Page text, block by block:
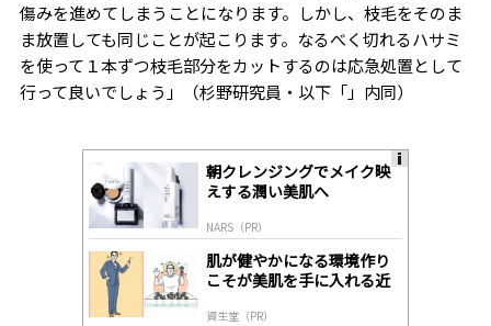
傷みを進めてしまうことになります。しかし、枝毛をそのま
ま放置しても同じことが起こります。なるべく切れるハサミ
を使って１本ずつ枝毛部分をカットするのは応急処置として
行って良いでしょう」（杉野研究員・以下「」内同）
朝クレンジングでメイク映
えする潤い美肌へ
NARS（PR）
肌が健やかになる環境作り
こそが美肌を手に入れる近
資生堂（PR）